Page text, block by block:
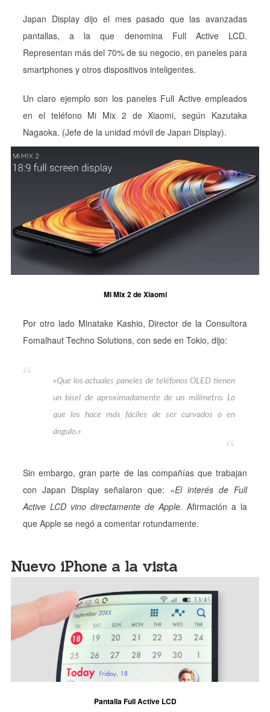
Japan Display dijo el mes pasado que las avanzadas
pantallas, a la que denomina Full Active LCD.
Representan más del 70% de su negocio, en paneles para
smartphones y otros dispositivos inteligentes.
Un claro ejemplo son los paneles Full Active empleados
en el teléfono Mi Mix 2 de Xiaomi, según Kazutaka
Nagaoka. (Jefe de la unidad móvil de Japan Display).
Mi Mix 2 de Xiaomi
Por otro lado Minatake Kashio, Director de la Consultora
Fomalhaut Techno Solutions, con sede en Tokio, dijo:
«Que los actuales paneles de teléfonos OLED tienen
un bisel de aproximadamente de un milímetro. Lo
que los hace más fáciles de ser curvados o en
ángulo.»
Sin embargo, gran parte de las compañías que trabajan
con Japan Display señalaron que: «El interés de Full
Active LCD vino directamente de Apple. Afirmación a la
que Apple se negó a comentar rotundamente.
Nuevo iPhone a la vista
Pantalla Full Active LCD